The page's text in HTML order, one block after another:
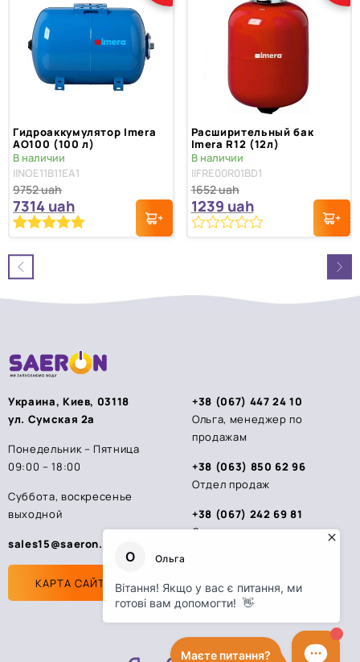
Гидроаккумулятор Imera
AO100 (100 л)
В наличии
IINOE11B11EA1
9752uah
7314 uah
5.00
основе
опроса
пользователя
Расширительный бак
Imera R12 (12л)
В наличии
IIFRE00R01BD1
1652uah
1239 uah
Украина, Киев, 03118
ул. Сумская 2а
Понедельник – Пятница
09:00 – 18:00
Суббота, воскресенье
выходной
sales15@saeron.ua
КАРТА САЙТА
+38 (067) 447 24 10
Ольга, менеджер по
продажам
+38 (063) 850 62 96
Отдел продаж
+38 (067) 242 69 81
Стас, менеджер по